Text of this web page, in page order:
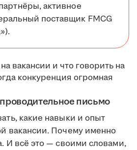
активное
поставщик FMCG
письмо
какие навыки и опыт
вакансии. Почему именно
И всё это — своими словами,